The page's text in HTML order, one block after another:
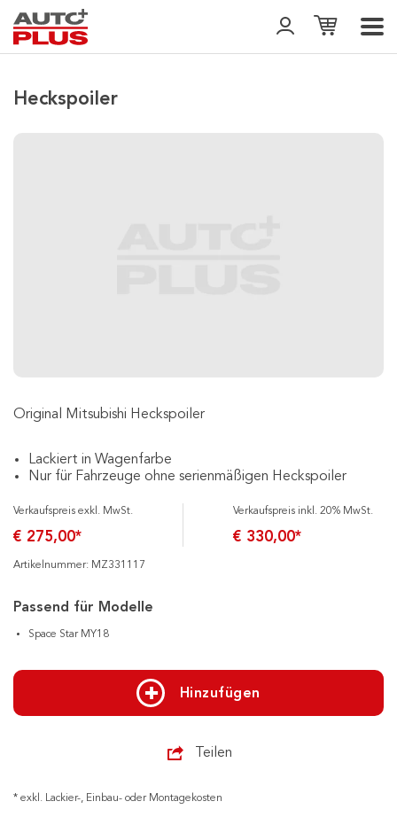
Heckspoiler
Original Mitsubishi Heckspoiler
Lackiert in Wagenfarbe
Nur für Fahrzeuge ohne serienmäßigen Heckspoiler
Verkaufspreis exkl. MwSt.
€ 275,00*
Verkaufspreis inkl. 20% MwSt.
€ 330,00*
Artikelnummer: MZ331117
Passend für Modelle
Space Star MY18
Hinzufügen
Teilen
* exkl. Lackier-, Einbau- oder Montagekosten